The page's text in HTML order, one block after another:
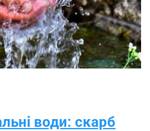
води: скарб